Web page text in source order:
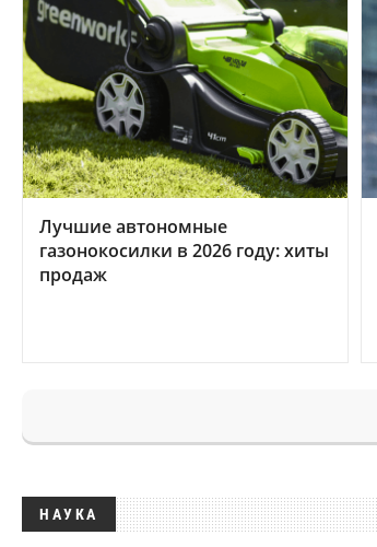
Лучшие автономные
газонокосилки в 2026 году: хиты
продаж
НАУКА